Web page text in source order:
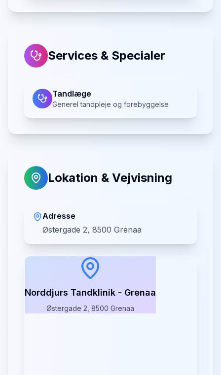
Services & Specialer
Tandlæge
Generel tandpleje og forebyggelse
Lokation & Vejvisning
Adresse
Østergade 2, 8500 Grenaa
Norddjurs Tandklinik - Grenaa
Østergade 2, 8500 Grenaa